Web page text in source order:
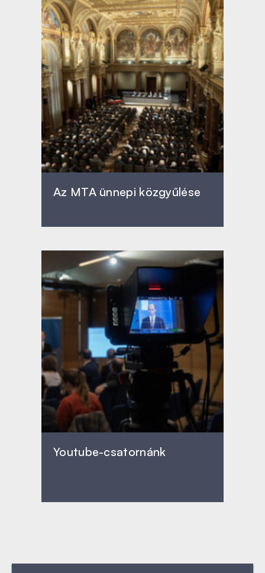
Az MTA ünnepi közgyűlése
Youtube-csatornánk